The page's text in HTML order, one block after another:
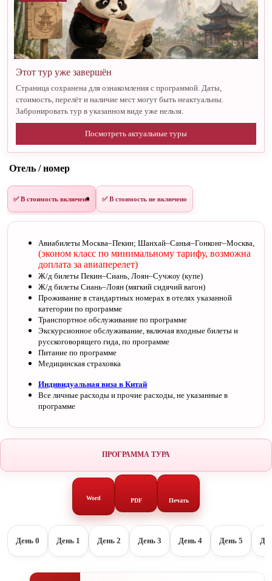
Этот тур уже завершён
Страница сохранена для ознакомления с программой. Даты,
стоимость, перелёт и наличие мест могут быть неактуальны.
Забронировать тур в указанном виде уже нельзя.
Посмотреть актуальные туры
Отель / номер
✅ В стоимость включено ✅ В стоимость не включено
Авиабилеты Москва–Пекин; Шанхай–Санья–Гонконг–Москва,
(эконом класс по минимальному тарифу, возможна
доплата за авиаперелет)
Ж/д билеты Пекин–Сиань, Лоян–Сучжоу (купе)
Ж/д билеты Сиань–Лоян (мягкий сидячий вагон)
Проживание в стандартных номерах в отелях указанной
категории по программе
Транспортное обслуживание по программе
Экскурсионное обслуживание, включая входные билеты и
русскоговорящего гида, по программе
Питание по программе
Медицинская страховка
Индивидуальная виза в Китай
Все личные расходы и прочие расходы, не указанные в
программе
ПРОГРАММА ТУРА
Word PDF Печать
День 0 День 1 День 2 День 3 День 4 День 5